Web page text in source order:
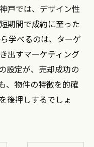
戸では、デザイン性
期間で成約に至った
学べるのは、ターゲ
出すマーケティング
設定が、売却成功の
、物件の特徴を的確
後押しするでしょ